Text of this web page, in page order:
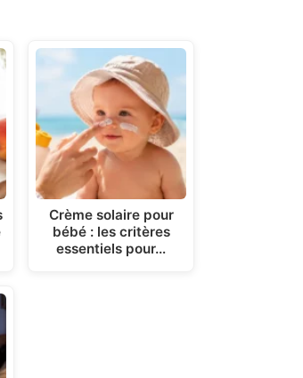
Crème solaire pour
bébé : les critères
essentiels pour…